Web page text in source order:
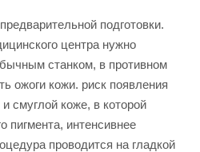
подготовки.
центра нужно
станком, в противном
ожоги кожи. риск появления
смуглой коже, в которой
пигмента, интенсивнее
проводится на гладкой